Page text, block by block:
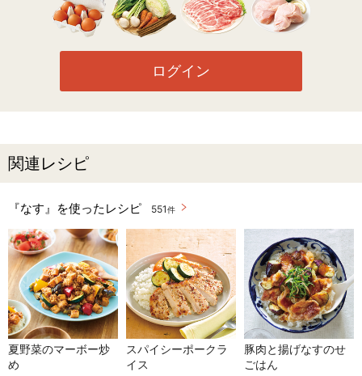
ログイン
関連レシピ
『なす』を使ったレシピ 551 件
夏野菜のマーボー炒
め
スパイシーポークラ
イス
豚肉と揚げなすのせ
ごはん